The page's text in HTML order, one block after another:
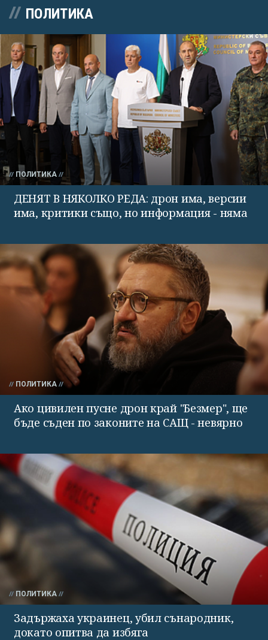
ПОЛИТИКА
ПОЛИТИКА
ДЕНЯТ В НЯКОЛКО РЕДА: дрон има, версии
има, критики също, но информация - няма
ПОЛИТИКА
Ако цивилен пусне дрон край "Безмер", ще
бъде съден по законите на САЩ - невярно
ПОЛИТИКА
Задържаха украинец, убил сънародник,
докато опитва да избяга